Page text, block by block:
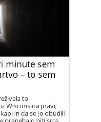
minute sem
– to sem
to
Wisconsina pravi,
in da so jo obudili